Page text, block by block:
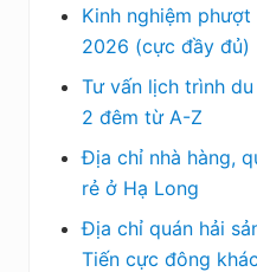
Kinh nghiệm
2026 (cực đầy đủ)
Tư vấn lịch trình
2 đêm từ A-Z
Địa chỉ nhà hàng,
rẻ ở Hạ Long
Địa chỉ quán hải
Tiến cực đông